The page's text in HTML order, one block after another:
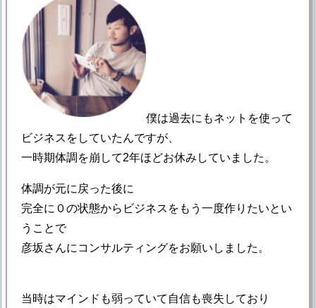
僕は過去にもネットを使って
ビジネスをしていたんですが、
一時期体調を崩して2年ほどお休みしていました。
体調が元に戻った後に
完全に０の状態からビジネスをもう一度作りたいとい
うことで
彦坂さんにコンサルティングをお願いしました。
当時はマインドも弱っていて自信も喪失しており